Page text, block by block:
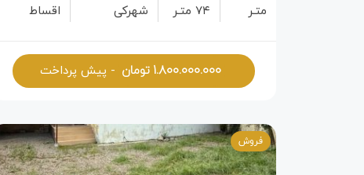
متـر
۷۴ متـر
شهرکی
اقساط
۱.۸۰۰.۰۰۰.۰۰۰ تومان - پیش پرداخت
فروش